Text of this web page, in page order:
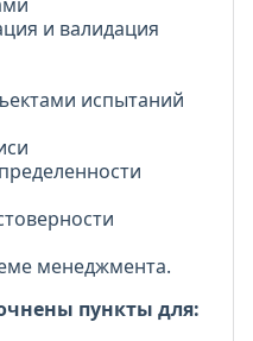
и валидация
испытаний
менеджмента.
пункты для: